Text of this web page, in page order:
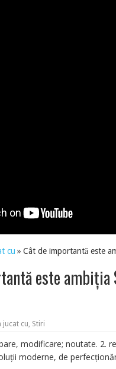
cu » Cât de importantă este
este
jucat cu, Stiri
modificare; noutate. 2.
moderne, de